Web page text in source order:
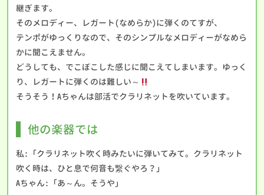
継ぎます。
そのメロディー、レガート(なめらか)に弾くのてすが、
テンポがゆっくりなので、そのシンプルなメロディーがなめら
かに聞こえません。
どうしても、でこぼこした感じに聞こえてしまいます。ゆっく
り、レガートに弾くのは難しい～
そうそう！Aちゃんは部活でクラリネットを吹いています。
他の楽器では
私:「クラリネット吹く時みたいに弾いてみて。クラリネット
吹く時は、ひと息で何音も繋ぐやろ？」
Aちゃん:「あ～ん。そうや」